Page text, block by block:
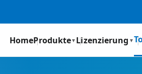
HomeProdukte▼ Lizenzierung ▼